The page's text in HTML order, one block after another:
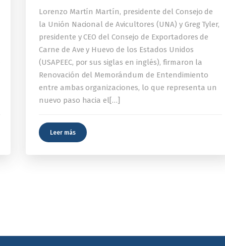
Lorenzo Martín Martín, presidente del Consejo de
la Unión Nacional de Avicultores (UNA) y Greg Tyler,
presidente y CEO del Consejo de Exportadores de
Carne de Ave y Huevo de los Estados Unidos
(USAPEEC, por sus siglas en inglés), firmaron la
Renovación del Memorándum de Entendimiento
entre ambas organizaciones, lo que representa un
nuevo paso hacia el[…]
Leer más